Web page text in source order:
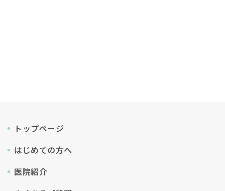
トップページ
はじめての方へ
医院紹介